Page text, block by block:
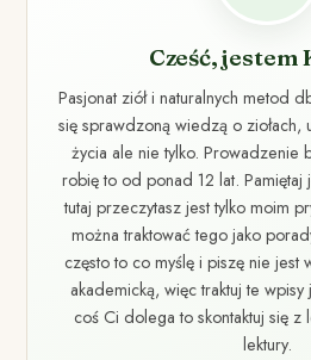
Cześć, jestem
Pasjonat ziół i naturalnych metod
się sprawdzoną wiedzą o
życia ale nie tylko. Prowadzenie
robię to od ponad 12 lat. Pamiętaj
tutaj przeczytasz jest tylko moim
można traktować tego jako
często to co myślę i piszę nie jest
akademicką, więc traktuj te wpisy
coś Ci dolega to skontaktuj się z
lektury.